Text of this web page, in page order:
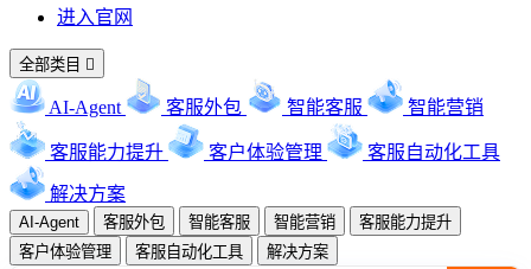
进入官网
全部类目 
AI-Agent 客服外包 智能客服 智能营销
客服能力提升 客户体验管理 客服自动化工具
解决方案
AI-Agent 客服外包 智能客服 智能营销
客服能力提升
客户体验管理
客服自动化工具 解决方案